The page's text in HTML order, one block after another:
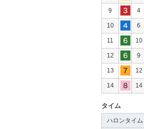
9 4
10 6
11 10
12 9
13 12
14 14
タイム
ハロンタイム